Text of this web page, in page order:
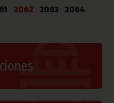
2062 2063
2064